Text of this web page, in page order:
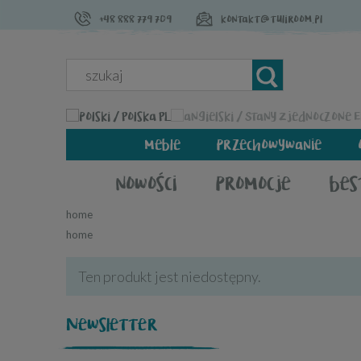
+48 888 779 709 kontakt@tuliroom.pl
PL
meble przechowywanie
nowości promocje
home
home
Ten produkt jest niedostępny.
Newsletter